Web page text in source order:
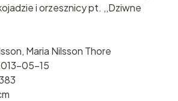
i orzesznicy pt. ,,Dziwne
Maria Nilsson Thore
05-15